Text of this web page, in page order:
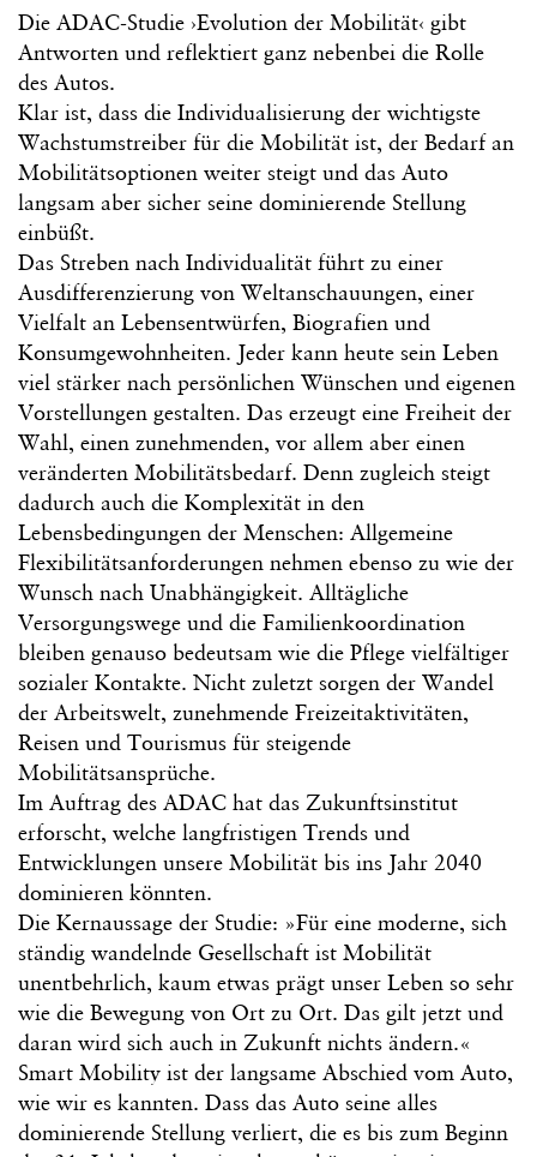
Die ADAC-Studie ›Evolution der Mobilität‹ gibt
Antworten und reflektiert ganz nebenbei die Rolle
des Autos.
Klar ist, dass die Individualisierung der wichtigste
Wachstumstreiber für die Mobilität ist, der Bedarf an
Mobilitätsoptionen weiter steigt und das Auto
langsam aber sicher seine dominierende Stellung
einbüßt.
Das Streben nach Individualität führt zu einer
Ausdifferenzierung von Weltanschauungen, einer
Vielfalt an Lebensentwürfen, Biografien und
Konsumgewohnheiten. Jeder kann heute sein Leben
viel stärker nach persönlichen Wünschen und eigenen
Vorstellungen gestalten. Das erzeugt eine Freiheit der
Wahl, einen zunehmenden, vor allem aber einen
veränderten Mobilitätsbedarf. Denn zugleich steigt
dadurch auch die Komplexität in den
Lebensbedingungen der Menschen: Allgemeine
Flexibilitätsanforderungen nehmen ebenso zu wie der
Wunsch nach Unabhängigkeit. Alltägliche
Versorgungswege und die Familienkoordination
bleiben genauso bedeutsam wie die Pflege vielfältiger
sozialer Kontakte. Nicht zuletzt sorgen der Wandel
der Arbeitswelt, zunehmende Freizeitaktivitäten,
Reisen und Tourismus für steigende
Mobilitätsansprüche.
Im Auftrag des ADAC hat das Zukunftsinstitut
erforscht, welche langfristigen Trends und
Entwicklungen unsere Mobilität bis ins Jahr 2040
dominieren könnten.
Die Kernaussage der Studie: »Für eine moderne, sich
ständig wandelnde Gesellschaft ist Mobilität
unentbehrlich, kaum etwas prägt unser Leben so sehr
wie die Bewegung von Ort zu Ort. Das gilt jetzt und
daran wird sich auch in Zukunft nichts ändern.«
Smart Mobility ist der langsame Abschied vom Auto,
wie wir es kannten. Dass das Auto seine alles
dominierende Stellung verliert, die es bis zum Beginn